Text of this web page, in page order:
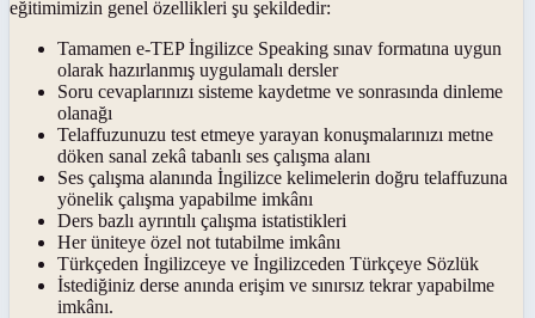
eğitimimizin genel özellikleri şu şekildedir:
Tamamen e-TEP İngilizce Speaking sınav formatına uygun
olarak hazırlanmış uygulamalı dersler
Soru cevaplarınızı sisteme kaydetme ve sonrasında dinleme
olanağı
Telaffuzunuzu test etmeye yarayan konuşmalarınızı metne
döken sanal zekâ tabanlı ses çalışma alanı
Ses çalışma alanında İngilizce kelimelerin doğru telaffuzuna
yönelik çalışma yapabilme imkânı
Ders bazlı ayrıntılı çalışma istatistikleri
Her üniteye özel not tutabilme imkânı
Türkçeden İngilizceye ve İngilizceden Türkçeye Sözlük
İstediğiniz derse anında erişim ve sınırsız tekrar yapabilme
imkânı.